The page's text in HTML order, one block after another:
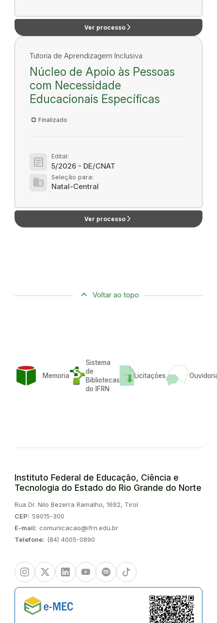
Ver processo arrow_forward_ios
Tutoria de Aprendizagem Inclusiva
Núcleo de Apoio às Pessoas
com Necessidade
Educacionais Específicas
Finalizado
article Edital:
5/2026 - DE/CNAT
domain Seleção para:
Natal-Central
Ver processo arrow_forward_ios
Voltar ao topo
Memoria
Sistema
de
Bibliotecas
do IFRN
Licitações
Instituto Federal de Educação, Ciência e
Tecnologia do Estado do Rio Grande do Norte
Endereço:
Rua Dr. Nilo Bezerra Ramalho, 1692, Tirol
CEP: 59015-300
E-mail: comunicacao@ifrn.edu.br
Telefone: (84) 4005-0890
InstagramTwitter/XLinkedinYoutubeSpotify TikTok